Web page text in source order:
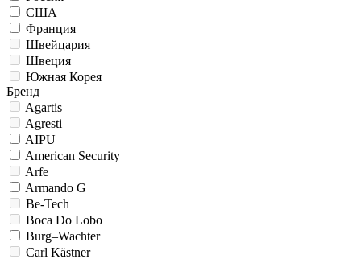
США
Франция
Швейцария
Швеция
Южная Корея
Бренд
Agartis
Agresti
AIPU
American Security
Arfe
Armando G
Be-Tech
Boca Do Lobo
Burg–Wachter
Carl Kästner